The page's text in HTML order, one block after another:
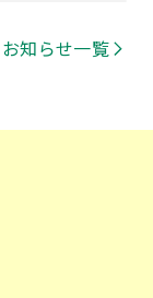
お知らせ一覧